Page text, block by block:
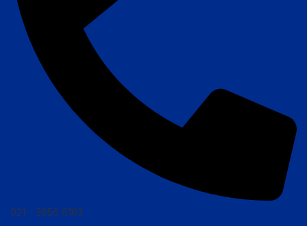
021 – 2956 6163